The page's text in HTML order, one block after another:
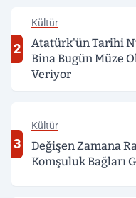
2
Kültür
Atatürk'ün Tarihi
Bina Bugün Müze
Veriyor
3
Kültür
Değişen Zamana
Komşuluk Bağları